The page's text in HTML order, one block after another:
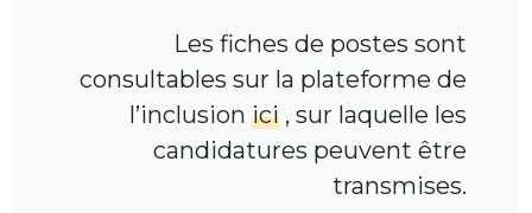
Les fiches de postes sont
consultables sur la plateforme de
l’inclusionici , sur laquelle les
candidatures peuvent être
transmises.